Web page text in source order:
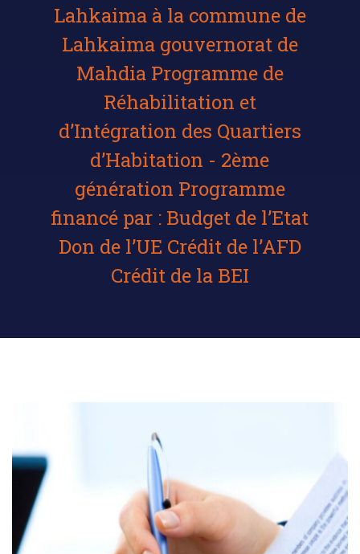
Lahkaima à la commune de
Lahkaima gouvernorat de
Mahdia Programme de
Réhabilitation et
d’Intégration des Quartiers
d’Habitation - 2ème
génération Programme
financé par : Budget de l’Etat
Don de l’UE Crédit de l’AFD
Crédit de la BEI